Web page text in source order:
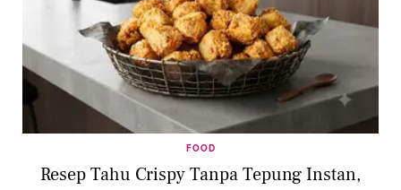
FOOD
Resep Tahu Crispy Tanpa Tepung Instan,